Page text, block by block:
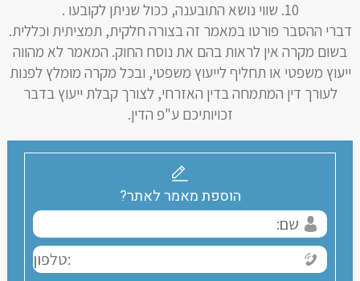
שווי נושא התובענה, ככול שניתן לקובעו .
דברי ההסבר פורטו במאמר זה בצורה חלקית, תמציתית וכללית.
בשום מקרה אין לראות בהם את נוסח החוק. המאמר לא מהווה
ייעוץ משפטי או תחליף לייעוץ משפטי, ובכל מקרה מומלץ לפנות
לעורך דין המתמחה בדין האזרחי, לצורך קבלת ייעוץ בדבר
זכויותיכם ע"פ הדין.
הוספת מאמר לאתר?